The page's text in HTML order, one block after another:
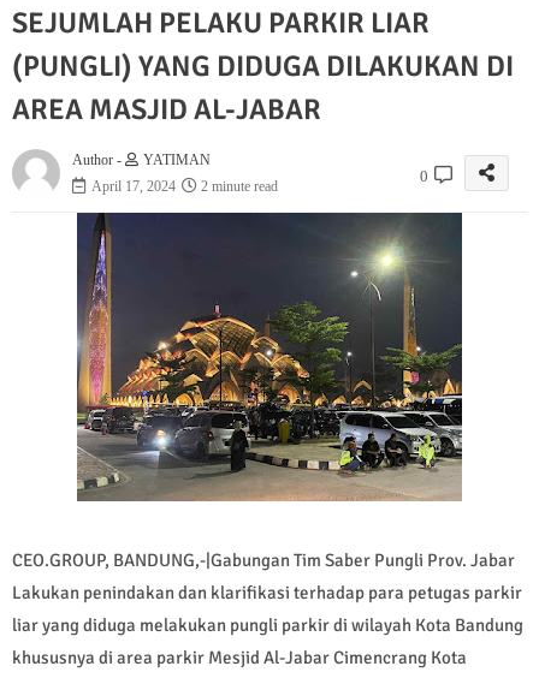
SEJUMLAH PELAKU PARKIR LIAR
(PUNGLI) YANG DIDUGA DILAKUKAN DI
AREA MASJID AL-JABAR
Author -
YATIMAN
April 17, 2024
2 minute read
0
CEO.GROUP, BANDUNG,-|Gabungan Tim Saber Pungli Prov. Jabar
Lakukan penindakan dan klarifikasi terhadap para petugas parkir
liar yang diduga melakukan pungli parkir di wilayah Kota Bandung
khususnya di area parkir Mesjid Al-Jabar Cimencrang Kota